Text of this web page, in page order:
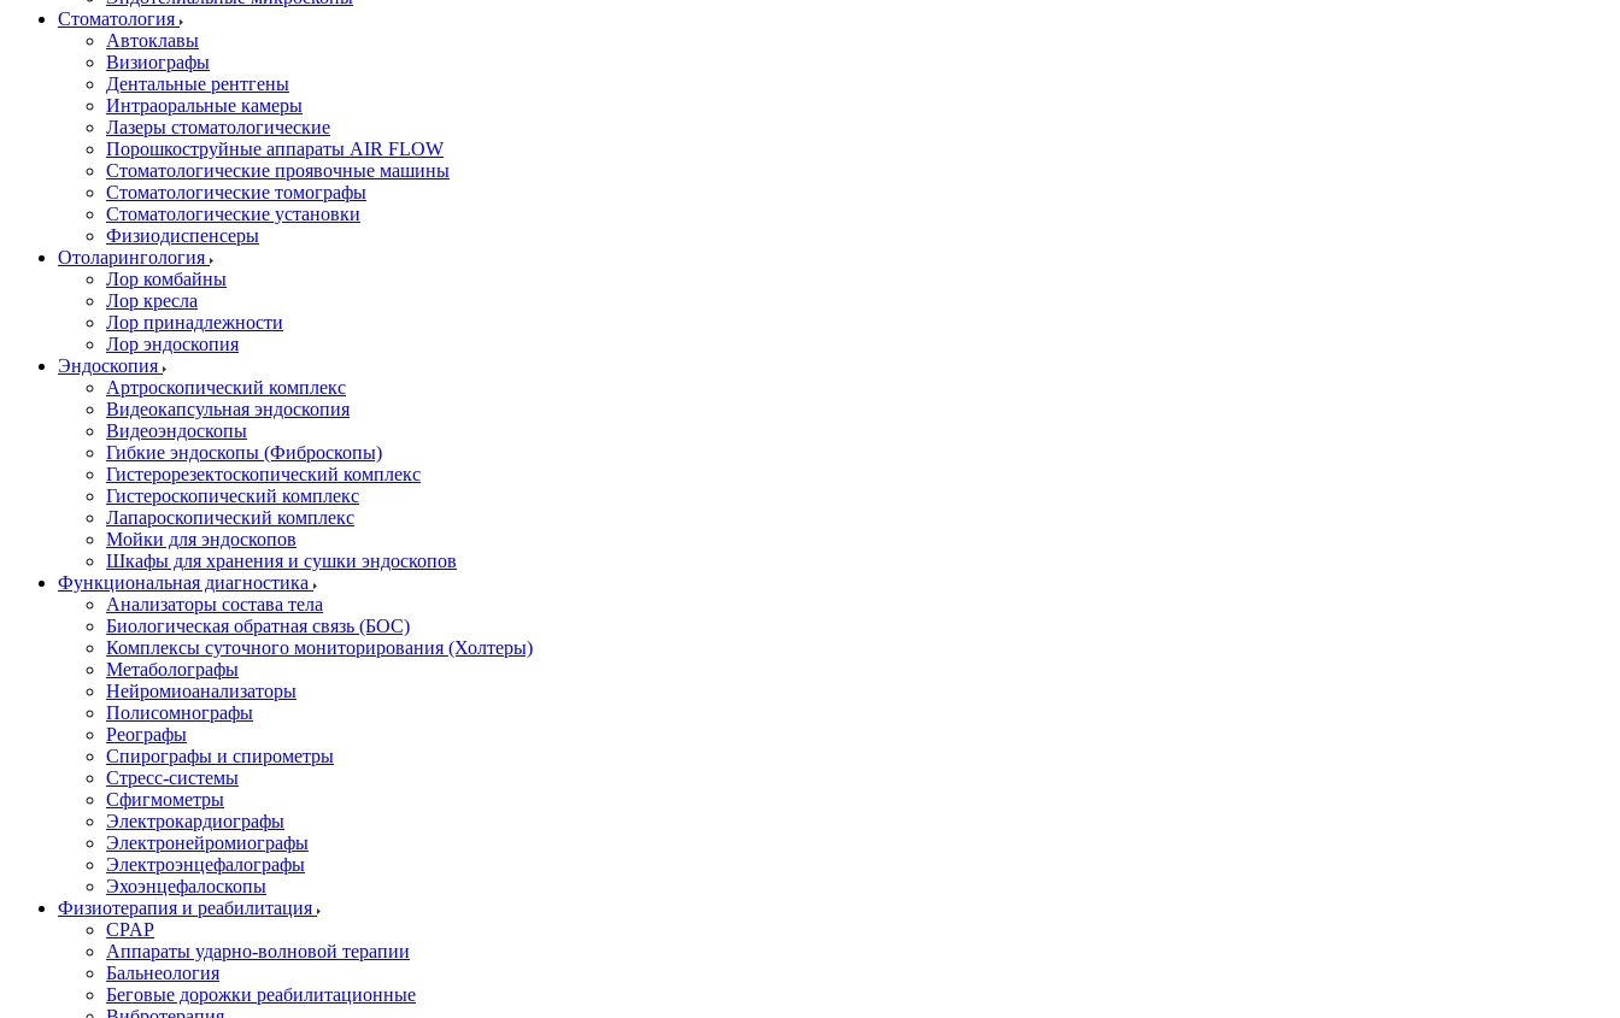
Стоматология
Автоклавы
Визиографы
Дентальные рентгены
Интраоральные камеры
Лазеры стоматологические
Порошкоструйные аппараты AIR FLOW
Стоматологические проявочные машины
Стоматологические томографы
Стоматологические установки
Физиодиспенсеры
Отоларингология
Лор комбайны
Лор кресла
Лор принадлежности
Лор эндоскопия
Эндоскопия
Артроскопический комплекс
Видеокапсульная эндоскопия
Видеоэндоскопы
Гибкие эндоскопы (Фиброcкопы)
Гистерорезектоскопический комплекс
Гистероскопический комплекс
Лапароскопический комплекс
Мойки для эндоскопов
Шкафы для хранения и сушки эндоскопов
Функциональная диагностика
Анализаторы состава тела
Биологическая обратная связь (БОС)
Комплексы суточного мониторирования (Холтеры)
Метаболографы
Нейромиоанализаторы
Полисомнографы
Реографы
Спирографы и спирометры
Стресс-системы
Сфигмометры
Электрокардиографы
Электронейромиографы
Электроэнцефалографы
Эхоэнцефалоскопы
Физиотерапия и реабилитация
CPAP
Аппараты ударно-волновой терапии
Бальнеология
Беговые дорожки реабилитационные